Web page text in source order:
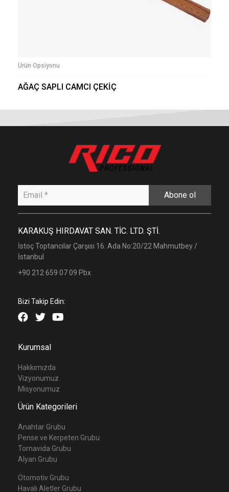
Ürün Opsiyonu
AĞAÇ SAPLI CAMCI ÇEKİÇ
Abone ol
KARAKUŞ HIRDAVAT SAN. TİC. LTD. ŞTİ.
İstoç Toptancılar Çarşısı 16. Ada No:20/22 Mahmutbey /
İstanbul
+90 212 659 07 09 Pbx
Bizi Takip Edin:
Kurumsal
Hakkımızda
Vizyonumuz
Misyonumuz
Ürün Kategorileri
Anahtar Grubu
Pense ve Kerpeten Grubu
Tornavida Grubu
Alyan Grubu
Otomotiv Grubu
Havalı Aletler Grubu